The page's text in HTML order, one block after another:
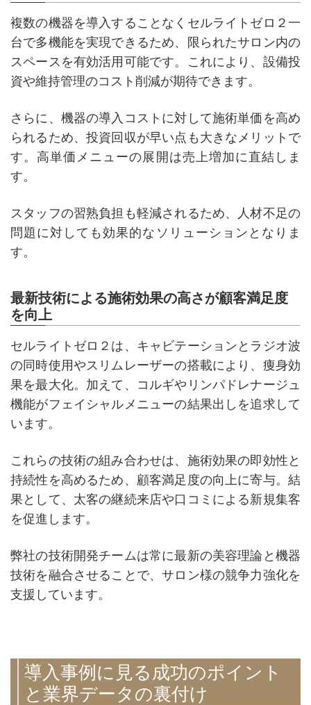
複数の機器を導入することなくセルライトゼロ２一
台で多機能を実現できるため、限られたサロン内の
スペースを有効活用可能です。これにより、設備投
資や維持管理のコスト削減が期待できます。
さらに、機器の導入コストに対して施術単価を高め
られるため、投資回収が早い点も大きなメリットで
す。高単価メニューの展開は売上増加に直結しま
す。
スタッフの習熟負担も軽減されるため、人材不足の
問題に対しても効果的なソリューションとなりま
す。
最新技術による施術効果の高さが顧客満足度
を向上
セルライトゼロ２は、キャビテーションとラジオ波
の同時使用やスリムレーザーの搭載により、痩身効
果を最大化。加えて、コルギやリンパドレナージュ
機能がフェイシャルメニューの結果出しを追求して
います。
これらの技術の組み合わせは、施術効果の即効性と
持続性を高めるため、顧客満足度の向上に寄与。結
果として、太客の継続来店や口コミによる新規集客
を促進します。
弊社の技術開発チームは常に最新の美容理論と機器
技術を融合させることで、サロン様の競争力強化を
支援しています。
導入事例に見る成功のポイント
と業界データの裏付け